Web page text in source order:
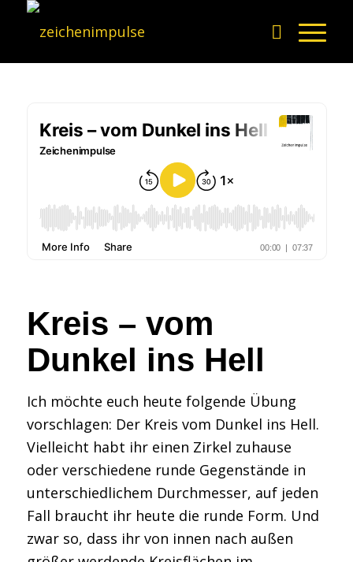
Kreis – vom
Dunkel ins Hell
Ich möchte euch heute folgende Übung
vorschlagen: Der Kreis vom Dunkel ins Hell.
Vielleicht habt ihr einen Zirkel zuhause
oder verschiedene runde Gegenstände in
unterschiedlichem Durchmesser, auf jeden
Fall braucht ihr heute die runde Form. Und
zwar so, dass ihr von innen nach außen